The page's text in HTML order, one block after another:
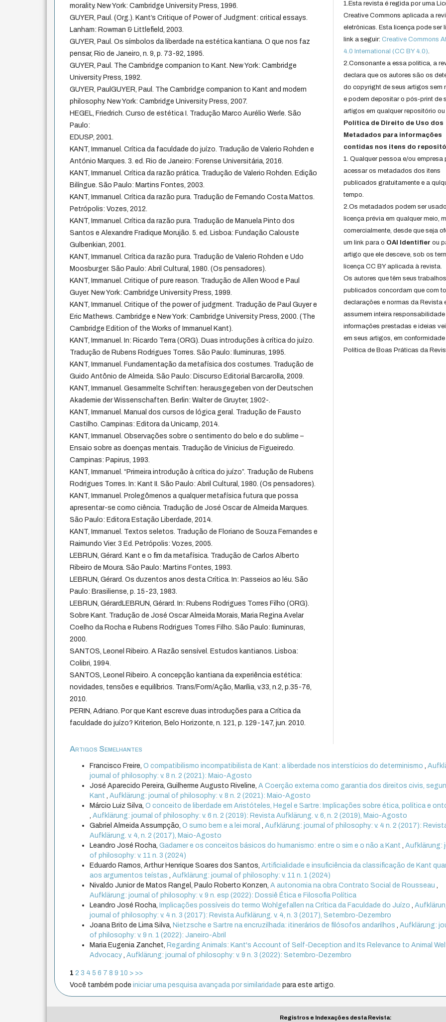
morality. New York: Cambridge University Press, 1996.
GUYER, Paul. (Org.). Kant’s Critique of Power of Judgment: critical essays.
Lanham: Rowman & Littlefield, 2003.
GUYER, Paul. Os símbolos da liberdade na estética kantiana. O que nos faz
pensar, Rio de Janeiro, n. 9, p. 73-92, 1995.
GUYER, Paul. The Cambridge companion to Kant. New York: Cambridge
University Press, 1992.
GUYER, PaulGUYER, Paul. The Cambridge companion to Kant and modern
philosophy. New York: Cambridge University Press, 2007.
HEGEL, Friedrich. Curso de estética I. Tradução Marco Aurélio Werle. São
Paulo:
EDUSP, 2001.
KANT, Immanuel. Crítica da faculdade do juízo. Tradução de Valerio Rohden e
António Marques. 3. ed. Rio de Janeiro: Forense Universitária, 2016.
KANT, Immanuel. Crítica da razão prática. Tradução de Valerio Rohden. Edição
Bilíngue. São Paulo: Martins Fontes, 2003.
KANT, Immanuel. Crítica da razão pura. Tradução de Fernando Costa Mattos.
Petrópolis: Vozes, 2012.
KANT, Immanuel. Crítica da razão pura. Tradução de Manuela Pinto dos
Santos e Alexandre Fradique Morujão. 5. ed. Lisboa: Fundação Calouste
Gulbenkian, 2001.
KANT, Immanuel. Crítica da razão pura. Tradução de Valerio Rohden e Udo
Moosburger. São Paulo: Abril Cultural, 1980. (Os pensadores).
KANT, Immanuel. Critique of pure reason. Tradução de Allen Wood e Paul
Guyer. New York: Cambridge University Press, 1999.
KANT, Immanuel. Critique of the power of judgment. Tradução de Paul Guyer e
Eric Mathews. Cambridge e New York: Cambridge University Press, 2000. (The
Cambridge Edition of the Works of Immanuel Kant).
KANT, Immanuel. In: Ricardo Terra (ORG). Duas introduções à crítica do juízo.
Tradução de Rubens Rodrigues Torres. São Paulo: Iluminuras, 1995.
KANT, Immanuel. Fundamentação da metafísica dos costumes. Tradução de
Guido Antônio de Almeida. São Paulo: Discurso Editorial Barcarolla, 2009.
KANT, Immanuel. Gesammelte Schriften: herausgegeben von der Deutschen
Akademie der Wissenschaften. Berlin: Walter de Gruyter, 1902-.
KANT, Immanuel. Manual dos cursos de lógica geral. Tradução de Fausto
Castilho. Campinas: Editora da Unicamp, 2014.
KANT, Immanuel. Observações sobre o sentimento do belo e do sublime –
Ensaio sobre as doenças mentais. Tradução de Vinicius de Figueiredo.
Campinas: Papirus, 1993.
KANT, Immanuel. “Primeira introdução à crítica do juízo”. Tradução de Rubens
Rodrigues Torres. In: Kant II. São Paulo: Abril Cultural, 1980. (Os pensadores).
KANT, Immanuel. Prolegômenos a qualquer metafísica futura que possa
apresentar-se como ciência. Tradução de José Oscar de Almeida Marques.
São Paulo: Editora Estação Liberdade, 2014.
KANT, Immanuel. Textos seletos. Tradução de Floriano de Souza Fernandes e
Raimundo Vier. 3 Ed. Petrópolis: Vozes, 2005.
LEBRUN, Gérard. Kant e o fim da metafísica. Tradução de Carlos Alberto
Ribeiro de Moura. São Paulo: Martins Fontes, 1993.
LEBRUN, Gérard. Os duzentos anos desta Crítica. In: Passeios ao léu. São
Paulo: Brasiliense, p. 15-23, 1983.
LEBRUN, GérardLEBRUN, Gérard. In: Rubens Rodrigues Torres Filho (ORG).
Sobre Kant. Tradução de José Oscar Almeida Morais, Maria Regina Avelar
Coelho da Rocha e Rubens Rodrigues Torres Filho. São Paulo: Iluminuras,
2000.
SANTOS, Leonel Ribeiro. A Razão sensível. Estudos kantianos. Lisboa:
Colibri, 1994.
SANTOS, Leonel Ribeiro. A concepção kantiana da experiência estética:
novidades, tensões e equilíbrios. Trans/Form/Ação, Marília, v.33, n.2, p.35-76,
2010.
PERIN, Adriano. Por que Kant escreve duas introduções para a Crítica da
faculdade do juízo? Kriterion, Belo Horizonte, n. 121, p. 129-147, jun. 2010.
1.Esta revista é regida por uma
Creative Commons aplicada a
eletrônicas. Esta licença pode ser
link a seguir:Creative Commons
4.0 International (CC BY 4.0).
2.Consonante a essa politica, a
declara que os autores são os
do copyright de seus artigos sem
e podem depositar o pós-print de
artigos em qualquer repositório ou
Política de Direito de Uso dos
Metadados para informações
contidas nos itens do
1. Qualquer pessoa e/ou empresa
acessar os metadados dos itens
publicados gratuitamente e a
tempo.
2.Os metadados podem ser
licença prévia em qualquer meio,
comercialmente, desde que seja
um link para o OAI Identifier ou
artigo que ele desceve, sob os
licença CC BY aplicada à revista.
Os autores que têm seus trabalhos
publicados concordam que com
declarações e normas da Revista
assumem inteira responsabilidade
informações prestadas e ideias
em seus artigos, em
Política de Boas Práticas da
Artigos Semelhantes
Francisco Freire,O compatibilismo incompatibilista de Kant: a liberdade nos interstícios do determinismo,
journal of philosophy: v. 8 n. 2 (2021): Maio-Agosto
José Aparecido Pereira, Guilherme Augusto Riveline,A Coerção externa como garantia dos direitos civis,
Kant,Aufklärung: journal of philosophy: v. 8 n. 2 (2021): Maio-Agosto
Márcio Luiz Silva,O conceito de liberdade em Aristóteles, Hegel e Sartre: Implicações sobre ética, política e
,Aufklärung: journal of philosophy: v. 6 n. 2 (2019): Revista Aufklärung. v. 6, n. 2 (2019), Maio-Agosto
Gabriel Almeida Assumpção,O sumo bem e a lei moral,Aufklärung: journal of philosophy: v. 4 n. 2 (2017):
Aufklärung. v. 4, n. 2 (2017), Maio-Agosto
Leandro José Rocha,Gadamer e os conceitos básicos do humanismo: entre o sim e o não a Kant,Aufklärung:
of philosophy: v. 11 n. 3 (2024)
Eduardo Ramos, Arthur Henrique Soares dos Santos,Artificialidade e insuficiência da classificação de Kant
aos argumentos teístas,Aufklärung: journal of philosophy: v. 11 n. 1 (2024)
Nivaldo Junior de Matos Rangel, Paulo Roberto Konzen,A autonomia na obra Contrato Social de Rousseau,
Aufklärung: journal of philosophy: v. 9 n. esp (2022): Dossiê Ética e Filosofia Política
Leandro José Rocha, Implicações possíveis do termo Wohlgefallen na Crítica da Faculdade do Juízo,
journal of philosophy: v. 4 n. 3 (2017): Revista Aufklärung. v. 4, n. 3 (2017), Setembro-Dezembro
Joana Brito de Lima Silva, Nietzsche e Sartre na encruzilhada: itinerários de filósofos andarilhos,Aufklärung:
of philosophy: v. 9 n. 1 (2022): Janeiro-Abril
Maria Eugenia Zanchet, Regarding Animals: Kant's Account of Self-Deception and Its Relevance to Animal
Advocacy,Aufklärung: journal of philosophy: v. 9 n. 3 (2022): Setembro-Dezembro
1 2 3 4 5 6 7 8 9 10 > >>
Você também podeiniciar uma pesquisa avançada por similaridade para este artigo.
Registros e Indexações desta Revista: